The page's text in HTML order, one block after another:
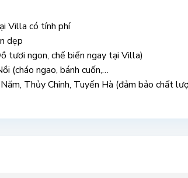
Villa có tính phí
dẹp
ngon, chế biến ngay tại Villa)
(cháo ngao, bánh cuốn,…
Thủy Chinh, Tuyến Hà (đảm bảo chất